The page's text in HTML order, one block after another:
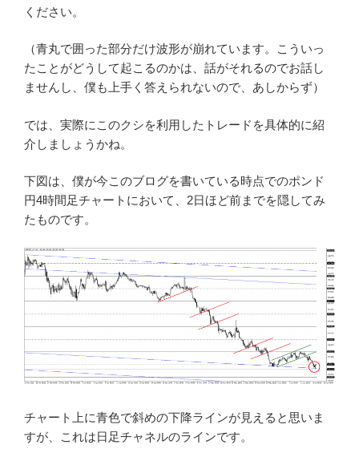
ください。
（青丸で囲った部分だけ波形が崩れています。こういっ
たことがどうして起こるのかは、話がそれるのでお話し
ませんし、僕も上手く答えられないので、あしからず）
では、実際にこのクシを利用したトレードを具体的に紹
介しましょうかね。
下図は、僕が今このブログを書いている時点でのポンド
円4時間足チャートにおいて、2日ほど前までを隠してみ
たものです。
チャート上に青色で斜めの下降ラインが見えると思いま
すが、これは日足チャネルのラインです。